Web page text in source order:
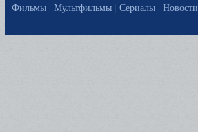
Фильмы
Мультфильмы Сериалы Новости